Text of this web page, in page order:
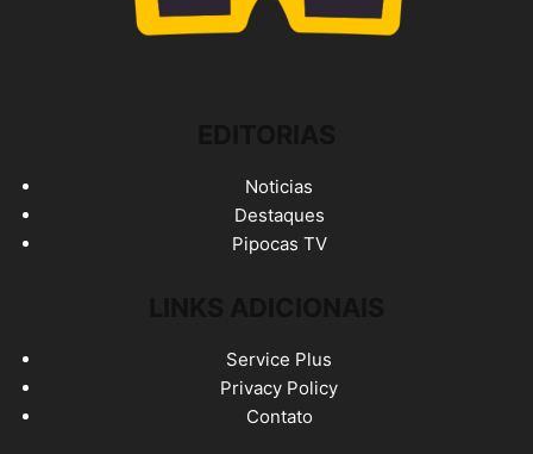
Noticias
Destaques
Pipocas TV
Service Plus
Privacy Policy
Contato